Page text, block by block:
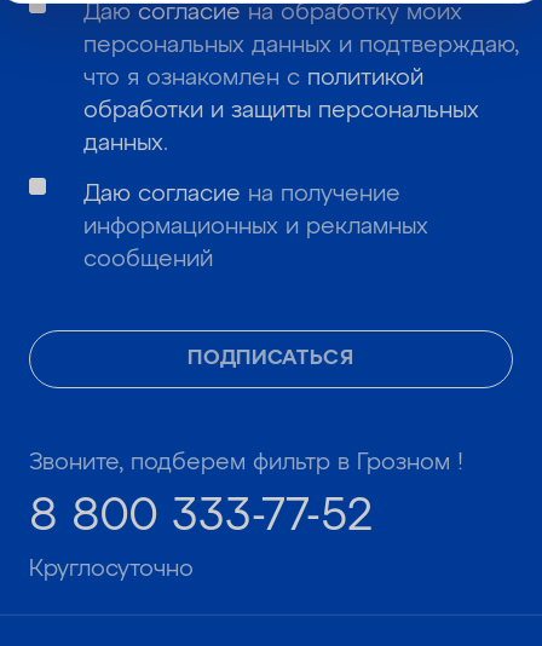
ПОДПИСАТЬСЯ
Даю согласие на обработку моих
персональных данных и подтверждаю,
что я ознакомлен с политикой
обработки и защиты персональных
данных.
Даю согласие на получение
информационных и рекламных
сообщений
Звоните, подберем фильтр в Грозном !
8 800 333-77-52
Круглосуточно